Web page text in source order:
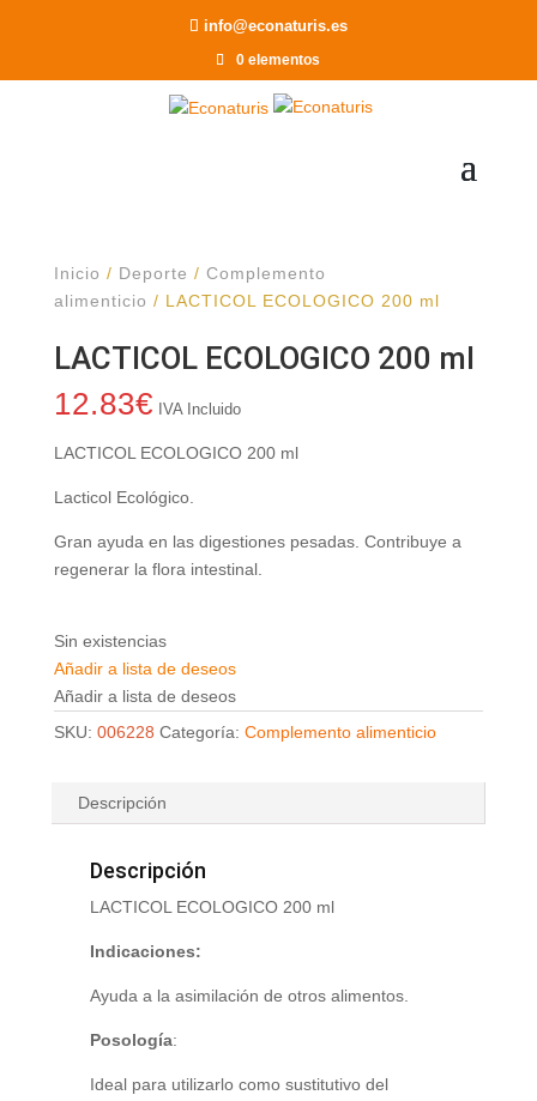
info@econaturis.es
0 elementos
Inicio / Deporte / Complemento
alimenticio / LACTICOL ECOLOGICO 200 ml
LACTICOL ECOLOGICO 200 ml
12.83€ IVA Incluido
LACTICOL ECOLOGICO 200 ml
Lacticol Ecológico.
Gran ayuda en las digestiones pesadas. Contribuye a
regenerar la flora intestinal.
Sin existencias
Añadir a lista de deseos
Añadir a lista de deseos
SKU: 006228 Categoría: Complemento alimenticio
Descripción
Descripción
LACTICOL ECOLOGICO 200 ml
Indicaciones:
Ayuda a la asimilación de otros alimentos.
Posología:
Ideal para utilizarlo como sustitutivo del